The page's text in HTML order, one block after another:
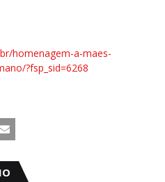
homenagem-a-maes-
?fsp_sid=6268